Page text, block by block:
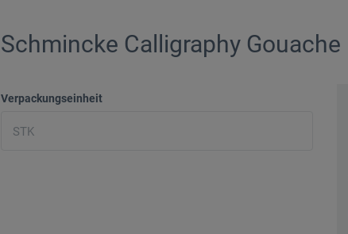
Schmincke Calligraphy Gouache
Verpackungseinheit